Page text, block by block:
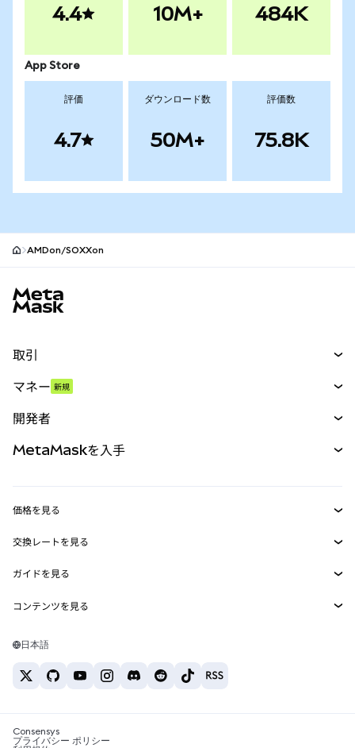
4.4 10M+ 484K
App Store
評価
4.7
ダウンロード数
50M+
評価数
75.8K
AMDon/SOXXon
取引
パーペチュアル
RWA
マネー 新規
開発者
MetaMask Connect
Snaps
Web3サービス
MetaMaskを入手
セキュリティ
サポート
キャリア
お問い合わせ
価格を見る
イーサリアムの価格
Solanaの価格
Tetherの価格
交換レートを見る
ETH→USD
USDT→INR
BTC→INR
ETH→USDT
ガイドを見る
ETHの購入
USDTの購入
SHIBの購入
コンテンツを見る
Solanaウォレット
税制関連ニュース
日本語
Consensys
プライバシー ポリシー